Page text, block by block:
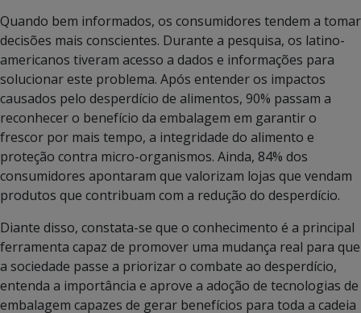
Quando bem informados, os consumidores tendem a tomar
decisões mais conscientes. Durante a pesquisa, os latino-
americanos tiveram acesso a dados e informações para
solucionar este problema. Após entender os impactos
causados pelo desperdício de alimentos, 90% passam a
reconhecer o benefício da embalagem em garantir o
frescor por mais tempo, a integridade do alimento e
proteção contra micro-organismos. Ainda, 84% dos
consumidores apontaram que valorizam lojas que vendam
produtos que contribuam com a redução do desperdício.
Diante disso, constata-se que o conhecimento é a principal
ferramenta capaz de promover uma mudança real para que
a sociedade passe a priorizar o combate ao desperdício,
entenda a importância e aprove a adoção de tecnologias de
embalagem capazes de gerar benefícios para toda a cadeia